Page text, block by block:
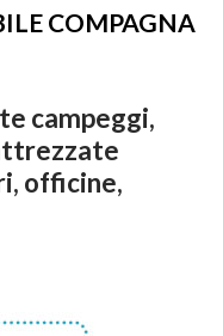
COMPAGNA
campeggi,
officine,